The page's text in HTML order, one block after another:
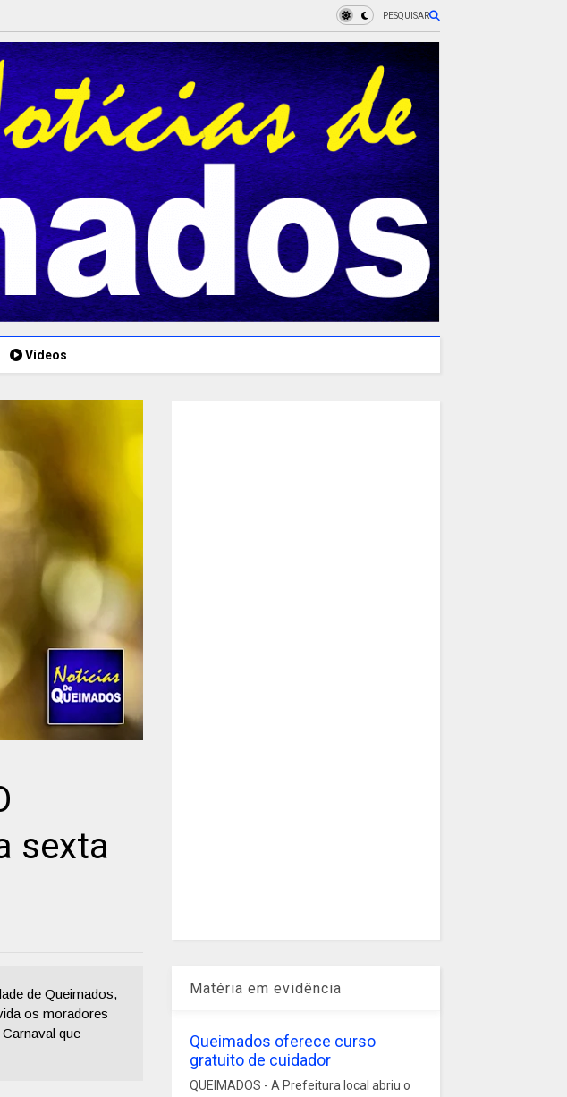
PESQUISAR
Vídeos
sexta
de Queimados,
os moradores
que
Matéria em evidência
Queimados oferece curso
gratuito de cuidador
QUEIMADOS - A Prefeitura local abriu o